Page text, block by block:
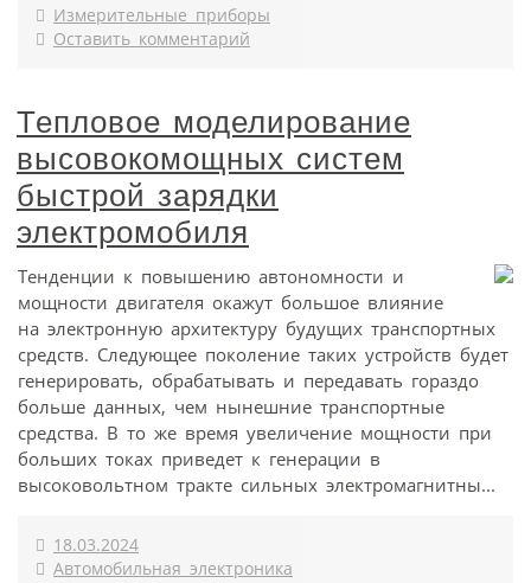
Измерительные приборы
Оставить комментарий
Тепловое моделирование
высовокомощных систем
быстрой зарядки
электромобиля
Тенденции к повышению автономности и
мощности двигателя окажут большое влияние
на электронную архитектуру будущих транспортных
средств. Следующее поколение таких устройств будет
генерировать, обрабатывать и передавать гораздо
больше данных, чем нынешние транспортные
средства. В то же время увеличение мощности при
больших токах приведет к генерации в
высоковольтном тракте сильных электромагнитны...
18.03.2024
Автомобильная электроника